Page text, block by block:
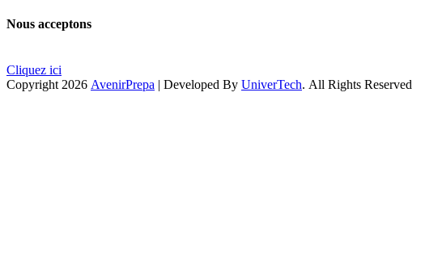
Nous acceptons
Cliquez ici
Copyright 2026 AvenirPrepa | Developed By UniverTech. All Rights Reserved